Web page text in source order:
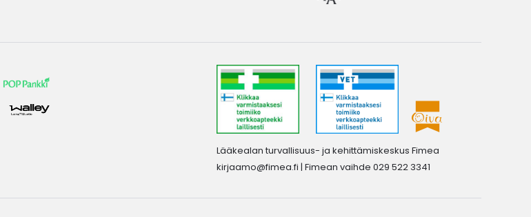
Lääkealan turvallisuus- ja kehittämiskeskus Fimea
kirjaamo@fimea.fi | Fimean vaihde 029 522 3341